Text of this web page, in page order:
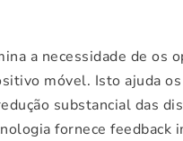
a necessidade de os
móvel. Isto ajuda
substancial das
fornece feedback